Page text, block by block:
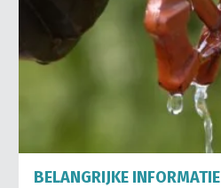
BELANGRIJKE INFORMATIE